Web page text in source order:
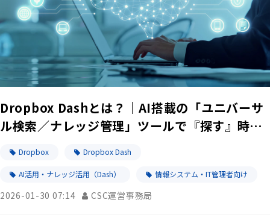
Dropbox Dashとは？｜AI搭載の「ユニバーサ
ル検索／ナレッジ管理」ツールで『探す』時間
Dropbox Dropbox Dash
AI活用・ナレッジ活用（Dash） 情報システム・IT管理者向け
2026-01-30 07:14 CSC運営事務局